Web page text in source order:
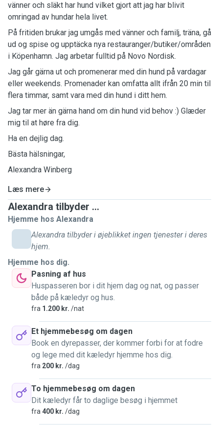
vänner och släkt har hund vilket gjort att jag har blivit
omringad av hundar hela livet.
På fritiden brukar jag umgås med vänner och familj, träna, gå
ud og spise og upptäcka nya restauranger/butiker/områden
i Köpenhamn. Jag arbetar fulltid på Novo Nordisk.
Jag går gärna ut och promenerar med din hund på vardagar
eller weekends. Promenader kan omfatta allt ifrån 20 min til
flera timmar, samt vara med din hund i ditt hem.
Jag tar mer än gärna hand om din hund vid behov :) Glæder
mig til at høre fra dig.
Ha en dejlig dag.
Bästa hälsningar,
Alexandra Winberg
Læs mere
Alexandra tilbyder ...
Hjemme hos Alexandra
Alexandra tilbyder i øjeblikket ingen tjenester i deres
hjem.
Hjemme hos dig.
Pasning af hus
Huspasseren bor i dit hjem dag og nat, og passer
både på kæledyr og hus.
fra 1.200 kr. /nat
Et hjemmebesøg om dagen
Book en dyrepasser, der kommer forbi for at fodre
og lege med dit kæledyr hjemme hos dig.
fra 200 kr. /dag
To hjemmebesøg om dagen
Dit kæledyr får to daglige besøg i hjemmet
fra 400 kr. /dag